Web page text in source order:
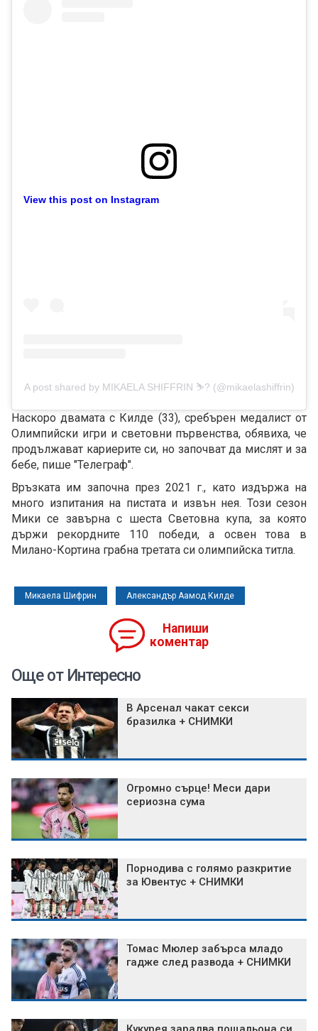
View this post on Instagram
A post shared by MIKAELA SHIFFRIN ⛷? (@mikaelashiffrin)
Наскоро двамата с Килде (33), сребърен медалист от
Олимпийски игри и световни първенства, обявиха, че
продължават кариерите си, но започват да мислят и за
бебе, пише "Телеграф".
Връзката им започна през 2021 г., като издържа на
много изпитания на пистата и извън нея. Този сезон
Мики се завърна с шеста Световна купа, за която
държи рекордните 110 победи, а освен това в
Милано-Кортина грабна третата си олимпийска титла.
Микаела Шифрин Александър Аамод Килде
Напиши
коментар
Още от Интересно
В Арсенал чакат секси
бразилка + СНИМКИ
Огромно сърце! Меси дари
сериозна сума
Порнодива с голямо разкритие
за Ювентус + СНИМКИ
Томас Мюлер забърса младо
гадже след развода + СНИМКИ